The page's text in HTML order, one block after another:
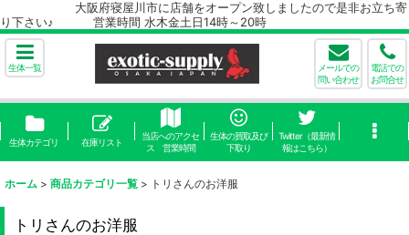
大阪府寝屋川市に店舗をオープン致しましたので是非お立ち寄
り下さい♪ 営業時間 水木金土日14時～20時
生体一覧
メールでの
問い合わせ
電話での
お問合せ
生体カテゴリ 在庫リスト
当店へのアクセ
ス 営業時間
生体の買取及び
下取り
Twitter（最新情
報はこちら）
ホーム > 商品カテゴリ一覧 > トリさんのお洋服
トリさんのお洋服